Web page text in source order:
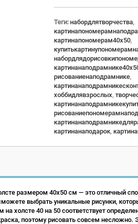
Теги: набордлятворчества,
картинапономерам40x50,
рисованиенаподрамнике,
хоббидлявзрослых,
картинанаподарок,
размером 40х50 см — это отличный
выбрать уникальные рисунки,
холсте 40 на 50 соответствует
поэтому рисовать совсем несложно.